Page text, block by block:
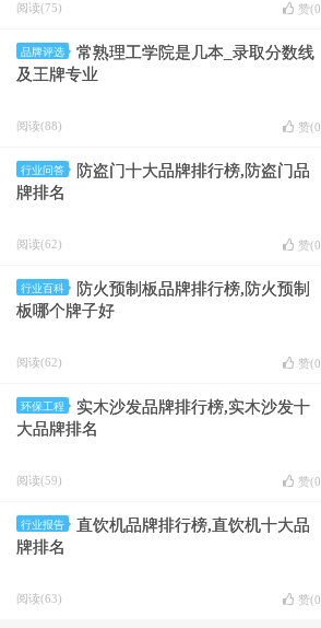
阅读(75) 赞(0
品牌评选
常熟理工学院是几本_录取分数线
及王牌专业
阅读(88) 赞(0
行业问答
防盗门十大品牌排行榜,防盗门品
牌排名
阅读(62) 赞(0
行业百科
防火预制板品牌排行榜,防火预制
板哪个牌子好
阅读(62) 赞(0
环保工程
实木沙发品牌排行榜,实木沙发十
大品牌排名
阅读(59) 赞(0
行业报告
直饮机品牌排行榜,直饮机十大品
牌排名
阅读(63) 赞(0